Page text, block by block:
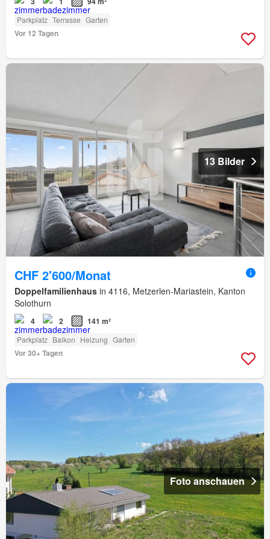
Parkplatz Terrasse Garten
Vor 12 Tagen
13 Bilder
CHF 2'600/Monat
Doppelfamilienhaus in 4116, Metzerlen-Mariastein, Kanton
Solothurn
4 2 141 m²
Parkplatz Balkon Heizung Garten
Vor 30+ Tagen
Foto anschauen